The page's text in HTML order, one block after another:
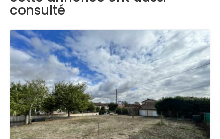
consulté